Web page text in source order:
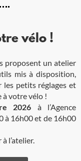
vélo !
proposent un atelier
mis à disposition,
les petits réglages et
à votre vélo !
2026 à l’Agence
à 16h00 et de 16h00
l’atelier.